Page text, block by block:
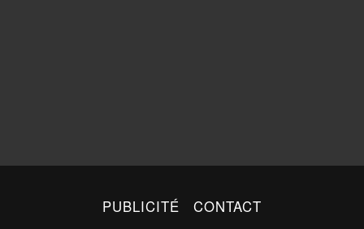
PUBLICITÉ CONTACT